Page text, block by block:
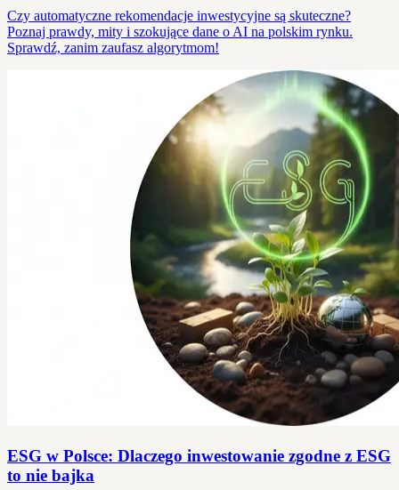
Czy automatyczne rekomendacje inwestycyjne są skuteczne?
Poznaj prawdy, mity i szokujące dane o AI na polskim rynku.
Sprawdź, zanim zaufasz algorytmom!
ESG w Polsce: Dlaczego inwestowanie zgodne z ESG
to nie bajka